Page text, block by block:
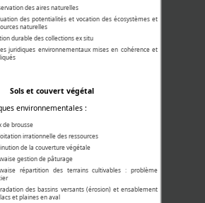
des aires naturelles
des potentialités et vocation des écosystèmes et
naturelles
durable des collections ex situ
juridiques environnementaux mises en cohérence et
Sols et couvert végétal
environnementales :
de brousse
irrationnelle des ressources
de la couverture végétale
gestion de pâturage
répartition des terrains cultivables : problème
des bassins versants (érosion) et ensablement
et plaines en aval